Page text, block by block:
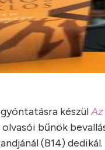
készül
bűnök
(B14) dedikál.